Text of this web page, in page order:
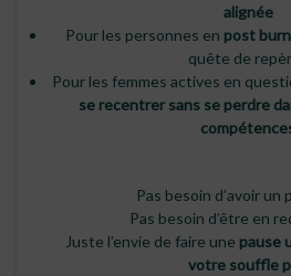
alignée
Pour les personnes en post
quête de
Pour les femmes actives en
se recentrer sans se perdre
Pas besoin d’avoir un
Pas besoin d’être en
Juste l’envie de faire une pause
votre souffle